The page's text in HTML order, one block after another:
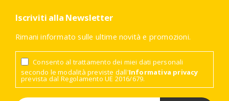
Iscriviti alla Newsletter
Rimani informato sulle ultime novità e promozioni.
Consento al trattamento dei miei dati personali
secondo le modalità previste dall'Informativa privacy
prevista dal Regolamento UE 2016/679.